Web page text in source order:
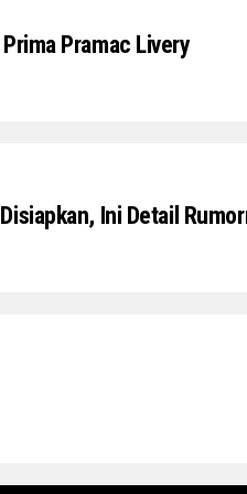
Pramac Livery
Ini Detail